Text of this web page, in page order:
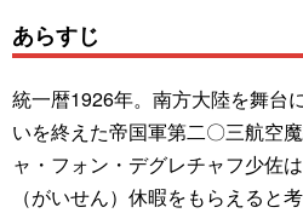
あらすじ
統一暦1926年。南方大陸を舞台
いを終えた帝国軍第二〇三航空
ャ・フォン・デグレチャフ少佐
（がいせん）休暇をもらえると